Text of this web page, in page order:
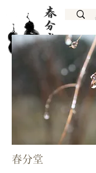
春分堂